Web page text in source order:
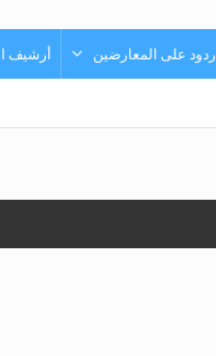
ردود على المعارضين أرشيف